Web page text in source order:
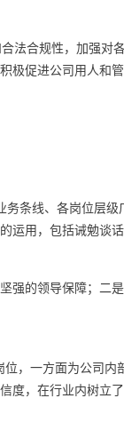
法合规性，加强对
极促进公司用人和
条线、各岗位层
用，包括诫勉谈
强的领导保障；二
，一方面为公司
度，在行业内树立